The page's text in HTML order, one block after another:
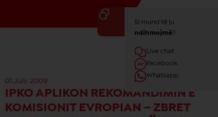
01 July 2009
IPKO APLIKON REKOMANDIMIN E
KOMISIONIT EVROPIAN – ZBRET
Si mund të ju
ndihmojmë?
Live chat
Facebook
Whatsapp